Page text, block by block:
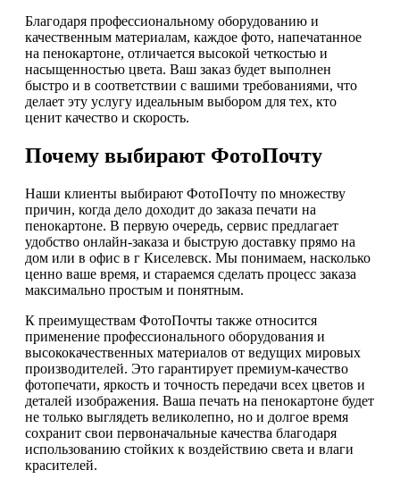
Благодаря профессиональному оборудованию и
качественным материалам, каждое фото, напечатанное
на пенокартоне, отличается высокой четкостью и
насыщенностью цвета. Ваш заказ будет выполнен
быстро и в соответствии с вашими требованиями, что
делает эту услугу идеальным выбором для тех, кто
ценит качество и скорость.
Почему выбирают ФотоПочту
Наши клиенты выбирают ФотоПочту по множеству
причин, когда дело доходит до заказа печати на
пенокартоне. В первую очередь, сервис предлагает
удобство онлайн-заказа и быструю доставку прямо на
дом или в офис в г Киселевск. Мы понимаем, насколько
ценно ваше время, и стараемся сделать процесс заказа
максимально простым и понятным.
К преимуществам ФотоПочты также относится
применение профессионального оборудования и
высококачественных материалов от ведущих мировых
производителей. Это гарантирует премиум-качество
фотопечати, яркость и точность передачи всех цветов и
деталей изображения. Ваша печать на пенокартоне будет
не только выглядеть великолепно, но и долгое время
сохранит свои первоначальные качества благодаря
использованию стойких к воздействию света и влаги
красителей.